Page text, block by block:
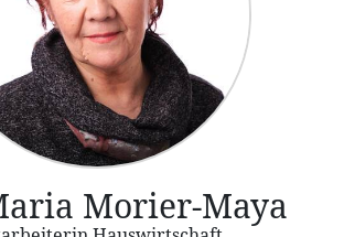
Morier-Maya